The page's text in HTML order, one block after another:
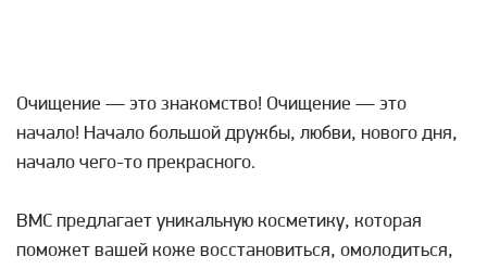
Очищение — это знакомство! Очищение — это
начало! Начало большой дружбы, любви, нового дня,
начало чего-то прекрасного.
BMC предлагает уникальную косметику, которая
поможет вашей коже восстановиться, омолодиться,